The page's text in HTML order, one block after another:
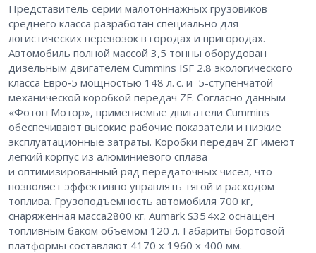
Представитель серии малотоннажных грузовиков
среднего класса разработан специально для
логистических перевозок в городах и пригородах.
Автомобиль полной массой 3,5 тонны оборудован
дизельным двигателем Cummins ISF 2.8 экологического
класса Евро‑5 мощностью 148 л. с. и 5-ступенчатой
механической коробкой передач ZF. Согласно данным
«Фотон Мотор», применяемые двигатели Cummins
обеспечивают высокие рабочие показатели и низкие
эксплуатационные затраты. Коробки передач ZF имеют
легкий корпус из алюминиевого сплава
и оптимизированный ряд передаточных чисел, что
позволяет эффективно управлять тягой и расходом
топлива. Грузоподъемность автомобиля 700 кг,
снаряженная масса2800 кг. Aumark S35 4х2 оснащен
топливным баком объемом 120 л. Габариты бортовой
платформы составляют 4170 х 1960 х 400 мм.